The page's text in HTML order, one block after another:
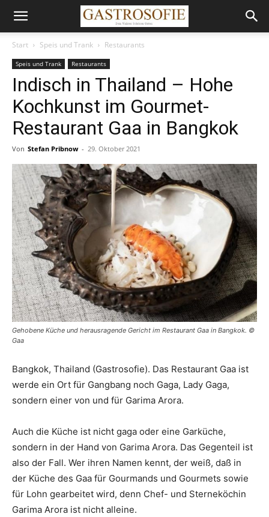
Start Speis und Trank Restaurants
Speis und Trank Restaurants
Indisch in Thailand – Hohe
Kochkunst im Gourmet-
Restaurant Gaa in Bangkok
Von Stefan Pribnow - 29. Oktober 2021
Gehobene Küche und herausragende Gericht im Restaurant Gaa in Bangkok. ©
Gaa
Bangkok, Thailand (Gastrosofie). Das Restaurant Gaa ist
werde ein Ort für Gangbang noch Gaga, Lady Gaga,
sondern einer von und für Garima Arora.
Auch die Küche ist nicht gaga oder eine Garküche,
sondern in der Hand von Garima Arora. Das Gegenteil ist
also der Fall. Wer ihren Namen kennt, der weiß, daß in
der Küche des Gaa für Gourmands und Gourmets sowie
für Lohn gearbeitet wird, denn Chef- und Sterneköchin
Garima Arora ist nicht alleine.